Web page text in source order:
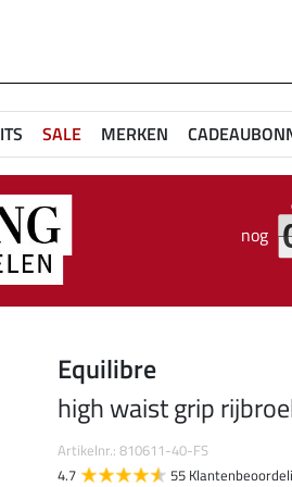
SALE MERKEN
nog
Equilibre
high waist grip
Artikelnr.: 810611-40-FS
4.7
55